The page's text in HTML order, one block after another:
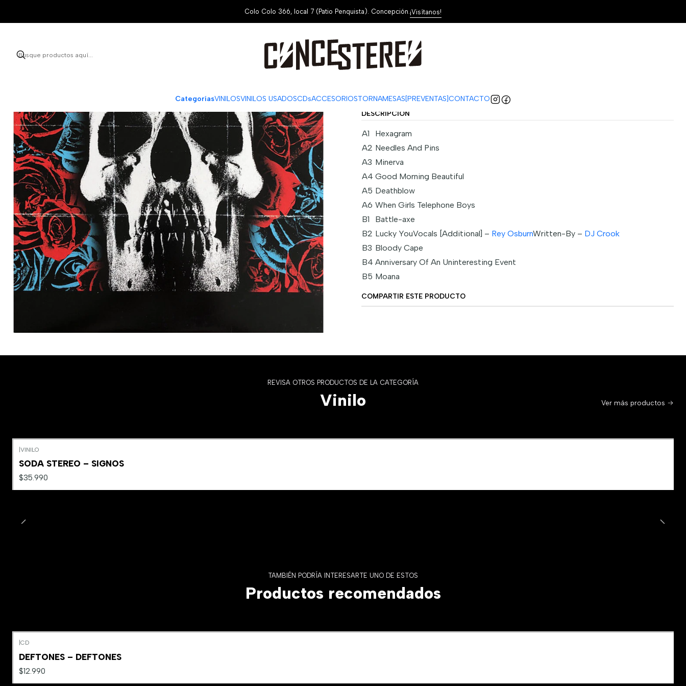
CategoríasVINILOSVINILOS USADOSCDsACCESORIOSTORNAMESAS[PREVENTAS]CONTACTO
Colo Colo 366, local 7 (Patio Penquista). Concepción.¡Visítanos!
|
Deftones – Deftones
Cantidad
DESCRIPCIÓN
A1
Hexagram
A2 Needles And Pins
A3 Minerva
A4 Good Morning Beautiful
A5 Deathblow
A6 When Girls Telephone Boys
B1
Battle-axe
B2 Lucky YouVocals [Additional] – Rey OsburnWritten-By – DJ Crook
B3 Bloody Cape
B4 Anniversary Of An Uninteresting Event
B5 Moana
COMPARTIR ESTE PRODUCTO
REVISA OTROS PRODUCTOS DE LA CATEGORÍA
Vinilo Ver más productos
VINILO
SODA STEREO – SIGNOS
$35.990
TAMBIÉN PODRÍA INTERESARTE UNO DE ESTOS
Productos recomendados
CD
DEFTONES – DEFTONES
$12.990